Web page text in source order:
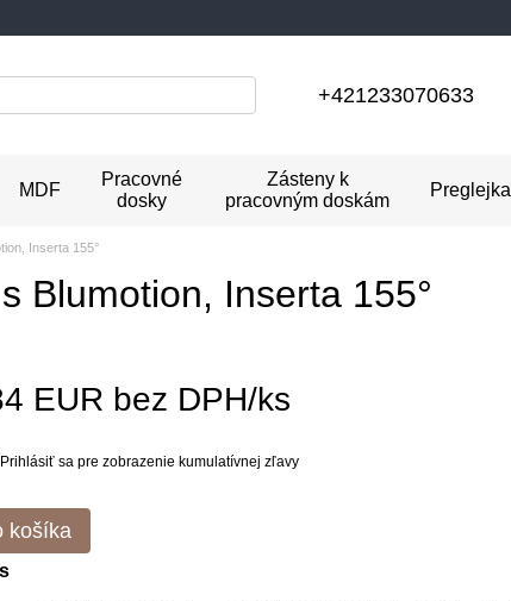
+421233070633
MDF
Pracovné
dosky
Zásteny k
pracovným doskám
Preglejka
Inserta 155°
Blumotion, Inserta 155°
EUR bez DPH/ks
Prihlásiť sa pre zobrazenie kumulatívnej zľavy
košíka